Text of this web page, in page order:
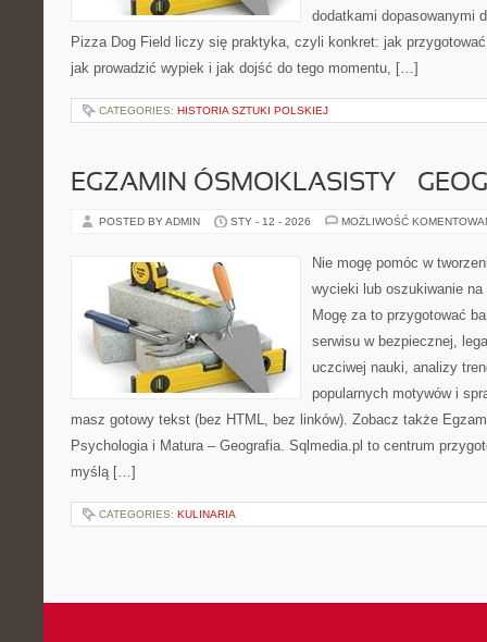
dodatkami dopasowanymi
Pizza Dog Field liczy się praktyka, czyli konkret: jak
jak prowadzić wypiek i jak dojść do tego momentu, […]
CATEGORIES: HISTORIA SZTUKI POLSKIEJ
EGZAMIN ÓSMOKLASISTY –
POSTED BY ADMIN STY - 12 - 2026 MOŻLIWOŚĆ
Nie mogę pomóc w
wycieki lub oszukiwanie
Mogę za to przygotować
serwisu w bezpiecznej,
uczciwej nauki, analizy
popularnych motywów i
masz gotowy tekst (bez HTML, bez linków). Zobacz także
Psychologia i Matura – Geografia. Sqlmedia.pl to centrum
myślą […]
CATEGORIES: KULINARIA